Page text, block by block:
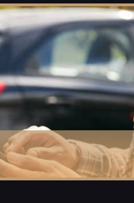
och återkallar
beroende på vad
nytt körkort.
som råder i trafiken